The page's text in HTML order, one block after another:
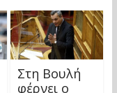
Στη Βουλή
φέρνει ο